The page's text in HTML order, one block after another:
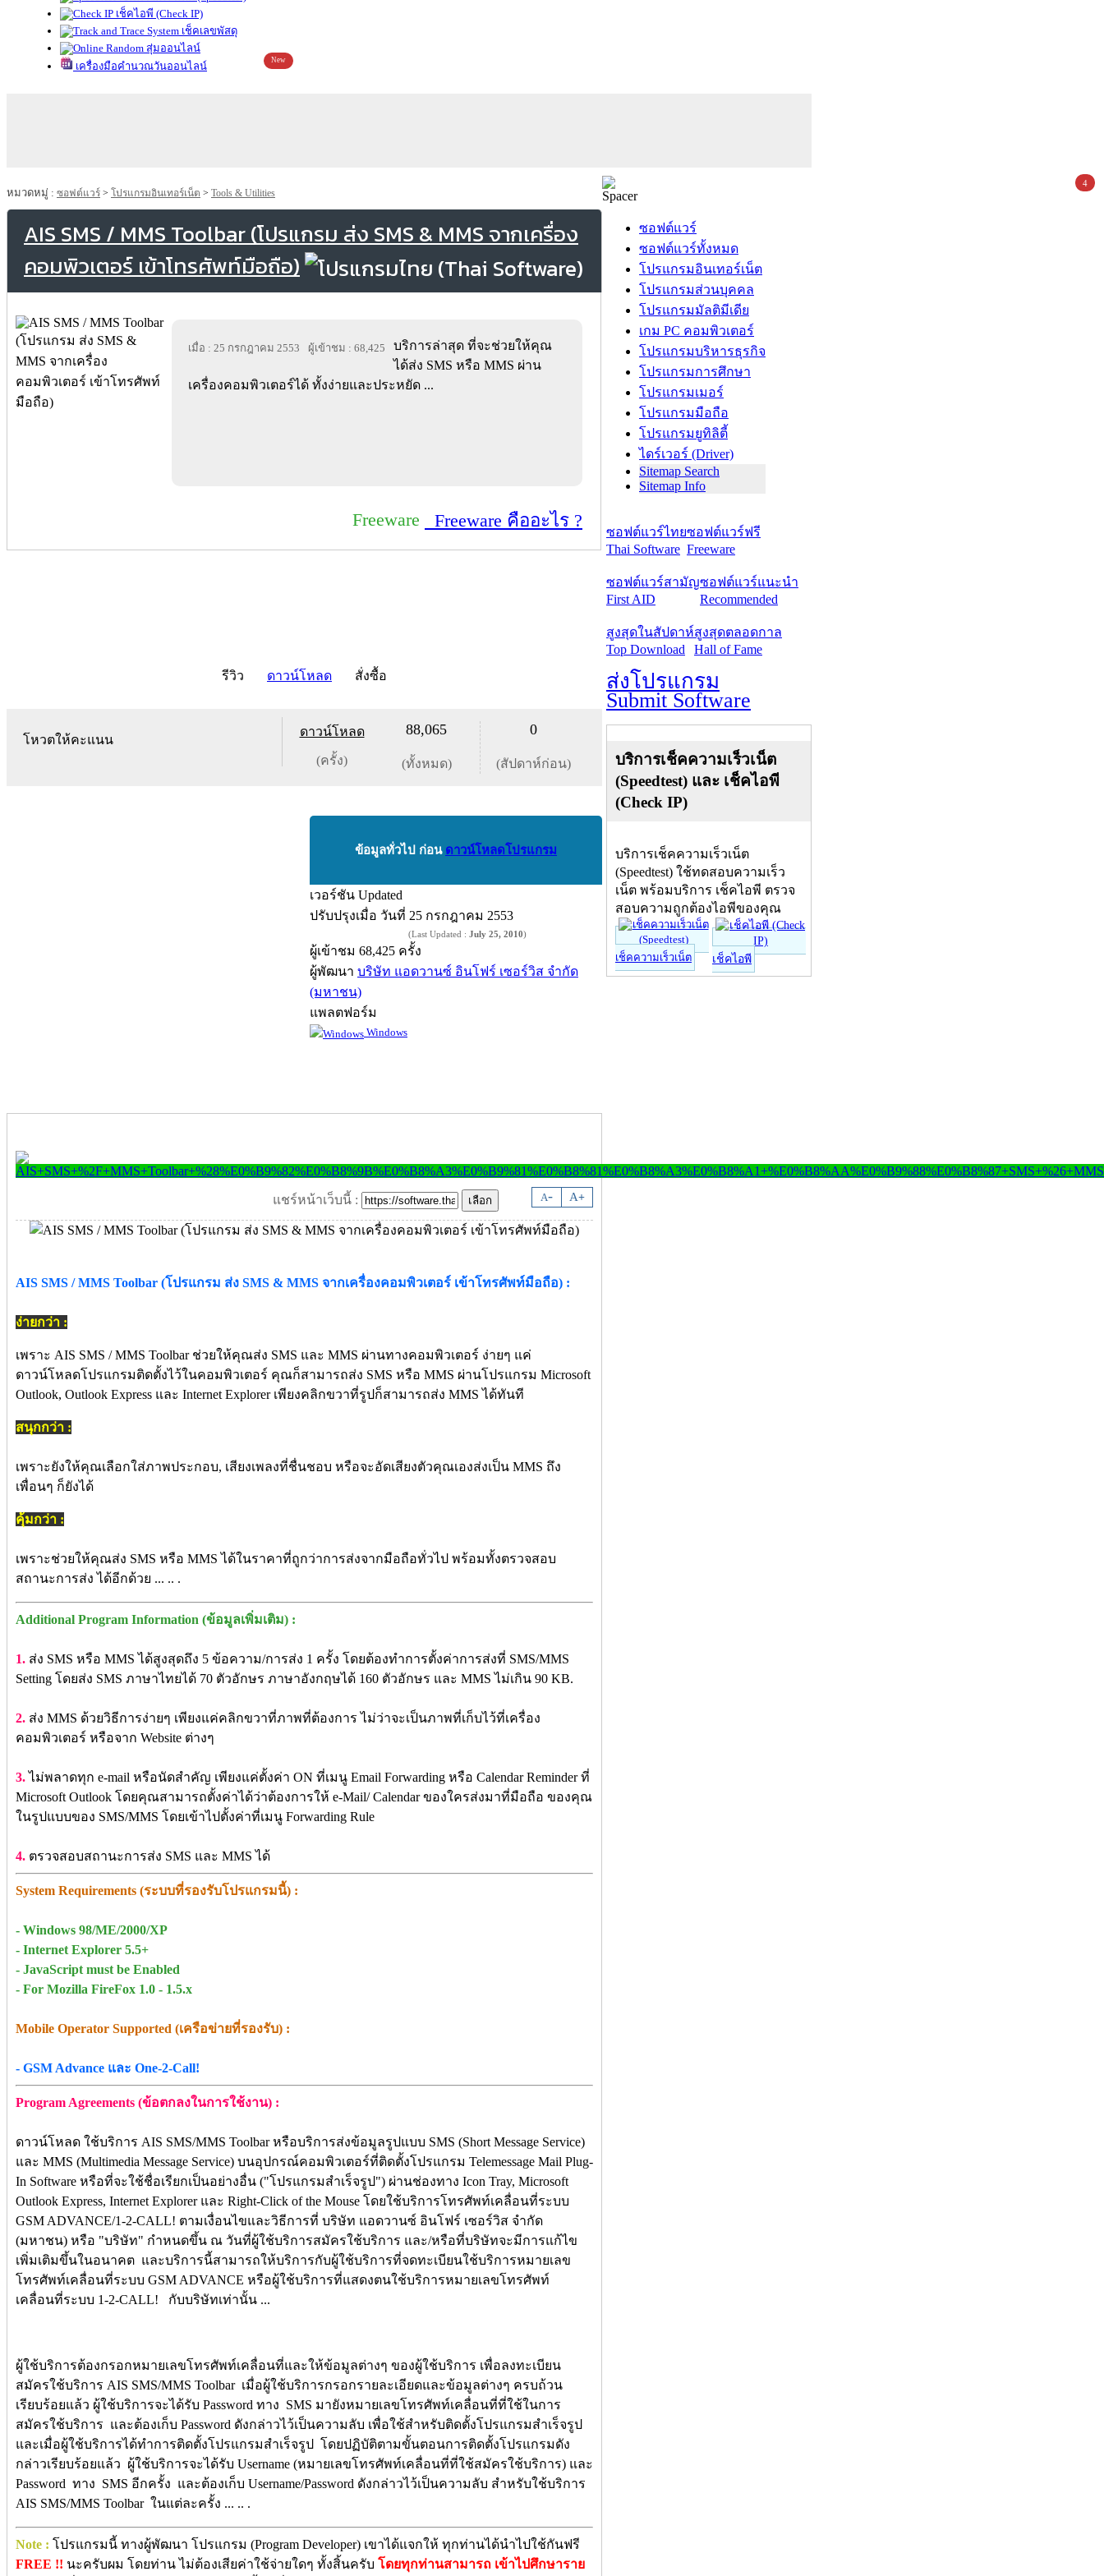
เช็คไอพี (Check IP)
เช็คเลขพัสดุ
สุ่มออนไลน์
เครื่องมือคำนวณวันออนไลน์
New
หมวดหมู่ : ซอฟต์แวร์ > โปรแกรมอินเทอร์เน็ต > Tools & Utilities
AIS SMS / MMS Toolbar (โปรแกรม ส่ง SMS & MMS จากเครื่อง
คอมพิวเตอร์ เข้าโทรศัพท์มือถือ)
เมื่อ : 25 กรกฎาคม 2553 ผู้เข้าชม : 68,425
บริการล่าสุด ที่จะช่วยให้คุณ
ได้ส่ง SMS หรือ MMS ผ่าน
เครื่องคอมพิวเตอร์ได้ ทั้งง่ายและประหยัด ...
Freeware Freeware คืออะไร ?
รีวิว ดาวน์โหลด สั่งซื้อ
โหวตให้คะแนน
ดาวน์โหลด
(ครั้ง)
88,065
(ทั้งหมด)
0
(สัปดาห์ก่อน)
ข้อมูลทั่วไป ก่อน ดาวน์โหลดโปรแกรม
เวอร์ชัน Updated
ปรับปรุงเมื่อ วันที่ 25 กรกฎาคม 2553
(Last Updated : July 25, 2010)
ผู้เข้าชม 68,425 ครั้ง
ผู้พัฒนา บริษัท แอดวานซ์ อินโฟร์ เซอร์วิส จำกัด
(มหาชน)
แพลตฟอร์ม
Windows
A- A+
แชร์หน้าเว็บนี้ :
AIS SMS / MMS Toolbar (โปรแกรม ส่ง SMS & MMS จากเครื่องคอมพิวเตอร์ เข้าโทรศัพท์มือถือ) :
ง่ายกว่า :
เพราะ AIS SMS / MMS Toolbar ช่วยให้คุณส่ง SMS และ MMS ผ่านทางคอมพิวเตอร์ ง่ายๆ แค่
ดาวน์โหลดโปรแกรมติดตั้งไว้ในคอมพิวเตอร์ คุณก็สามารถส่ง SMS หรือ MMS ผ่านโปรแกรม Microsoft
Outlook, Outlook Express และ Internet Explorer เพียงคลิกขวาที่รูปก็สามารถส่ง MMS ได้ทันที
สนุกกว่า :
เพราะยังให้คุณเลือกใส่ภาพประกอบ, เสียงเพลงที่ชื่นชอบ หรือจะอัดเสียงตัวคุณเองส่งเป็น MMS ถึง
เพื่อนๆ ก็ยังได้
คุ้มกว่า :
เพราะช่วยให้คุณส่ง SMS หรือ MMS ได้ในราคาที่ถูกว่าการส่งจากมือถือทั่วไป พร้อมทั้งตรวจสอบ
สถานะการส่ง ได้อีกด้วย ... .. .
Additional Program Information (ข้อมูลเพิ่มเติม) :
1. ส่ง SMS หรือ MMS ได้สูงสุดถึง 5 ข้อความ/การส่ง 1 ครั้ง โดยต้องทำการตั้งค่าการส่งที่ SMS/MMS
Setting โดยส่ง SMS ภาษาไทยได้ 70 ตัวอักษร ภาษาอังกฤษได้ 160 ตัวอักษร และ MMS ไม่เกิน 90 KB.
2. ส่ง MMS ด้วยวิธีการง่ายๆ เพียงแค่คลิกขวาที่ภาพที่ต้องการ ไม่ว่าจะเป็นภาพที่เก็บไว้ที่เครื่อง
คอมพิวเตอร์ หรือจาก Website ต่างๆ
3.ไม่พลาดทุก e-mail หรือนัดสำคัญ เพียงแค่ตั้งค่า ON ที่เมนู Email Forwarding หรือ Calendar Reminder ที่
Microsoft Outlook โดยคุณสามารถตั้งค่าได้ว่าต้องการให้ e-Mail/ Calendar ของใครส่งมาที่มือถือ ของคุณ
ในรูปแบบของ SMS/MMS โดยเข้าไปตั้งค่าที่เมนู Forwarding Rule
4. ตรวจสอบสถานะการส่ง SMS และ MMS ได้
System Requirements (ระบบที่รองรับโปรแกรมนี้) :
- Windows 98/ME/2000/XP
- Internet Explorer 5.5+
- JavaScript must be Enabled
- For Mozilla FireFox 1.0 - 1.5.x
Mobile Operator Supported (เครือข่ายที่รองรับ) :
- GSM Advance และ One-2-Call!
Program Agreements (ข้อตกลงในการใช้งาน) :
ดาวน์โหลด ใช้บริการ AIS SMS/MMS Toolbar หรือบริการส่งข้อมูลรูปแบบ SMS (Short Message Service)
และ MMS (Multimedia Message Service) บนอุปกรณ์คอมพิวเตอร์ที่ติดตั้งโปรแกรม Telemessage Mail Plug-
In Software หรือที่จะใช้ชื่อเรียกเป็นอย่างอื่น ("โปรแกรมสำเร็จรูป") ผ่านช่องทาง Icon Tray, Microsoft
Outlook Express, Internet Explorer และ Right-Click of the Mouse โดยใช้บริการโทรศัพท์เคลื่อนที่ระบบ
GSM ADVANCE/1-2-CALL! ตามเงื่อนไขและวิธีการที่ บริษัท แอดวานซ์ อินโฟร์ เซอร์วิส จำกัด
(มหาชน) หรือ "บริษัท" กำหนดขึ้น ณ วันที่ผู้ใช้บริการสมัครใช้บริการ และ/หรือที่บริษัทจะมีการแก้ไข
เพิ่มเติมขึ้นในอนาคต และบริการนี้สามารถให้บริการกับผู้ใช้บริการที่จดทะเบียนใช้บริการหมายเลข
โทรศัพท์เคลื่อนที่ระบบ GSM ADVANCE หรือผู้ใช้บริการที่แสดงตนใช้บริการหมายเลขโทรศัพท์
เคลื่อนที่ระบบ 1-2-CALL! กับบริษัทเท่านั้น ...
ผู้ใช้บริการต้องกรอกหมายเลขโทรศัพท์เคลื่อนที่และให้ข้อมูลต่างๆ ของผู้ใช้บริการ เพื่อลงทะเบียน
สมัครใช้บริการ AIS SMS/MMS Toolbar เมื่อผู้ใช้บริการกรอกรายละเอียดและข้อมูลต่างๆ ครบถ้วน
เรียบร้อยแล้ว ผู้ใช้บริการจะได้รับ Password ทาง SMS มายังหมายเลขโทรศัพท์เคลื่อนที่ที่ใช้ในการ
สมัครใช้บริการ และต้องเก็บ Password ดังกล่าวไว้เป็นความลับ เพื่อใช้สำหรับติดตั้งโปรแกรมสำเร็จรูป
และเมื่อผู้ใช้บริการได้ทำการติดตั้งโปรแกรมสำเร็จรูป โดยปฏิบัติตามขั้นตอนการติดตั้งโปรแกรมดัง
กล่าวเรียบร้อยแล้ว ผู้ใช้บริการจะได้รับ Username (หมายเลขโทรศัพท์เคลื่อนที่ที่ใช้สมัครใช้บริการ) และ
Password ทาง SMS อีกครั้ง และต้องเก็บ Username/Password ดังกล่าวไว้เป็นความลับ สำหรับใช้บริการ
AIS SMS/MMS Toolbar ในแต่ละครั้ง ... .. .
Note : โปรแกรมนี้ ทางผู้พัฒนา โปรแกรม (Program Developer) เขาได้แจกให้ ทุกท่านได้นำไปใช้กันฟรี
FREE !! นะครับผม โดยท่าน ไม่ต้องเสียค่าใช้จ่ายใดๆ ทั้งสิ้นครับ โดยทุกท่านสามารถ เข้าไปศึกษาราย
ซอฟต์แวร์
ซอฟต์แวร์ทั้งหมด
โปรแกรมอินเทอร์เน็ต
โปรแกรมส่วนบุคคล
โปรแกรมมัลติมีเดีย
เกม PC คอมพิวเตอร์
โปรแกรมบริหารธุรกิจ
โปรแกรมการศึกษา
โปรแกรมเมอร์
โปรแกรมมือถือ
โปรแกรมยูทิลิตี้
ไดร์เวอร์ (Driver)
Sitemap Search
Sitemap Info
ซอฟต์แวร์ไทย
Thai Software
ซอฟต์แวร์ฟรี
Freeware
ซอฟต์แวร์สามัญ
First AID
ซอฟต์แวร์แนะนำ
Recommended
สูงสุดในสัปดาห์
Top Download
สูงสุดตลอดกาล
Hall of Fame
ส่งโปรแกรม
Submit Software
บริการเช็คความเร็วเน็ต
(Speedtest) และ เช็คไอพี
(Check IP)
บริการเช็คความเร็วเน็ต
(Speedtest) ใช้ทดสอบความเร็ว
เน็ต พร้อมบริการ เช็คไอพี ตรวจ
สอบความถูกต้องไอพีของคุณ
เช็คความเร็วเน็ต เช็คไอพี
4